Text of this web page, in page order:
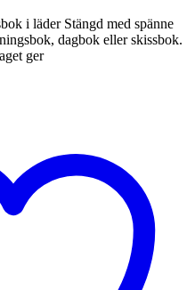
i läder Stängd med spänne
dagbok eller skissbok.
ger